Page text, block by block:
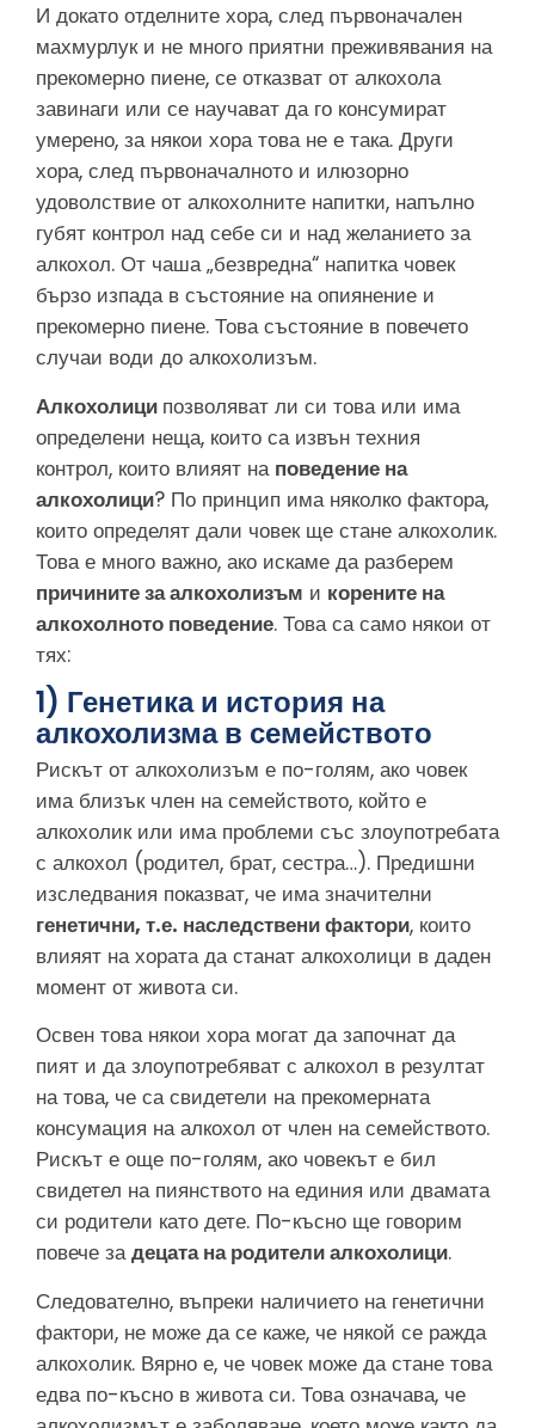
И докато отделните хора, след първоначален
махмурлук и не много приятни преживявания на
прекомерно пиене, се отказват от алкохола
завинаги или се научават да го консумират
умерено, за някои хора това не е така. Други
хора, след първоначалното и илюзорно
удоволствие от алкохолните напитки, напълно
губят контрол над себе си и над желанието за
алкохол. От чаша „безвредна“ напитка човек
бързо изпада в състояние на опиянение и
прекомерно пиене. Това състояние в повечето
случаи води до алкохолизъм.
Алкохолици позволяват ли си това или има
определени неща, които са извън техния
контрол, които влияят на поведение на
алкохолици? По принцип има няколко фактора,
които определят дали човек ще стане алкохолик.
Това е много важно, ако искаме да разберем
причините за алкохолизъм и корените на
алкохолното поведение. Това са само някои от
тях:
1) Генетика и история на
алкохолизма в семейството
Рискът от алкохолизъм е по-голям, ако човек
има близък член на семейството, който е
алкохолик или има проблеми със злоупотребата
с алкохол (родител, брат, сестра…). Предишни
изследвания показват, че има значителни
генетични, т.е. наследствени фактори, които
влияят на хората да станат алкохолици в даден
момент от живота си.
Освен това някои хора могат да започнат да
пият и да злоупотребяват с алкохол в резултат
на това, че са свидетели на прекомерната
консумация на алкохол от член на семейството.
Рискът е още по-голям, ако човекът е бил
свидетел на пиянството на единия или двамата
си родители като дете. По-късно ще говорим
повече задецата на родители алкохолици.
Следователно, въпреки наличието на генетични
фактори, не може да се каже, че някой се ражда
алкохолик. Вярно е, че човек може да стане това
едва по-късно в живота си. Това означава, че